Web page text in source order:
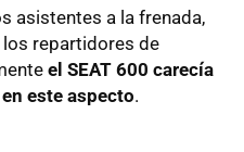
asistentes a la frenada,
los repartidores de
el SEAT 600 carecía
este aspecto.